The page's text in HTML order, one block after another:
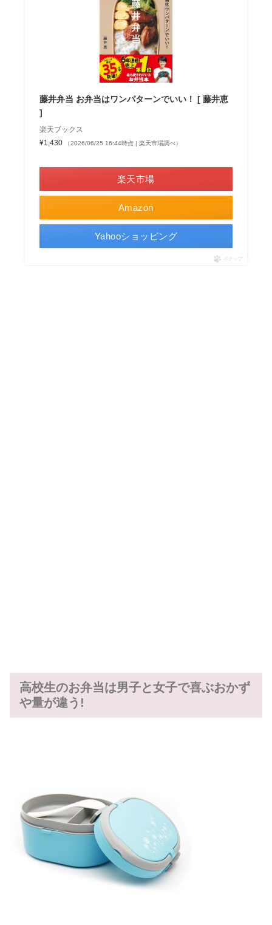
藤井弁当 お弁当はワンパターンでいい！ [ 藤井恵
]
楽天ブックス
¥1,430
（2026/06/25 16:44時点 | 楽天市場調べ）
Amazon
楽天市場
Yahooショッピング
ポチップ
高校生のお弁当は男子と女子で喜ぶおかず
や量が違う!